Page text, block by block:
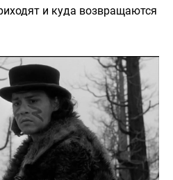
и куда возвращаются